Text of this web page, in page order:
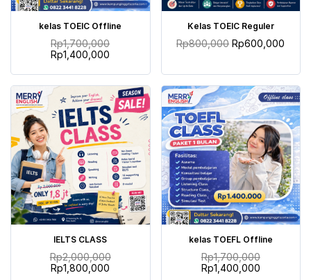
TAMBAH KE KERANJANG
kelas TOEIC Offline
Rp1,700,000
Rp1,400,000
TAMBAH KE KERANJANG
Kelas TOEIC Reguler
Rp800,000 Rp600,000
TAMBAH KE KERANJANG
IELTS CLASS
Rp2,000,000
Rp1,800,000
TAMBAH KE KERANJANG
kelas TOEFL Offline
Rp1,700,000
Rp1,400,000